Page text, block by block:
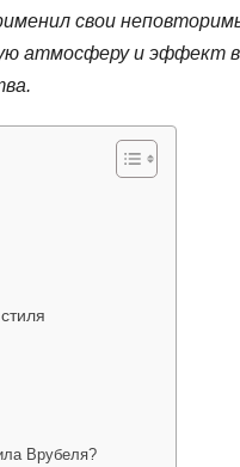
свои
атмосферу и эффект
Врубеля?